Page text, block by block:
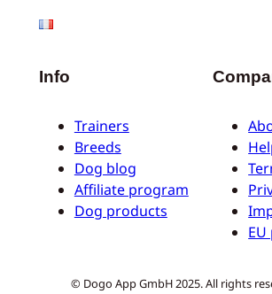
Info
Trainers
Breeds
Dog blog
Affiliate program
Dog products
© Dogo App GmbH 2025. All rights